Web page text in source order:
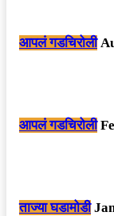
आपलं गडचिरोली
आपलं गडचिरोली
ताज्या घडामोडी